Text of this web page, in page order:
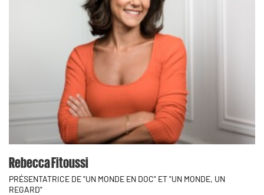
Rebecca Fitoussi
PRÉSENTATRICE DE "UN MONDE EN DOC" ET "UN MONDE, UN
REGARD"